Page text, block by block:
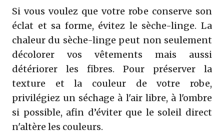
Si vous voulez que votre robe conserve son
éclat et sa forme, évitez le sèche-linge. La
chaleur du sèche-linge peut non seulement
décolorer vos vêtements mais aussi
détériorer les fibres. Pour préserver la
texture et la couleur de votre robe,
privilégiez un séchage à l'air libre, à l'ombre
si possible, afin d’éviter que le soleil direct
n'altère les couleurs.